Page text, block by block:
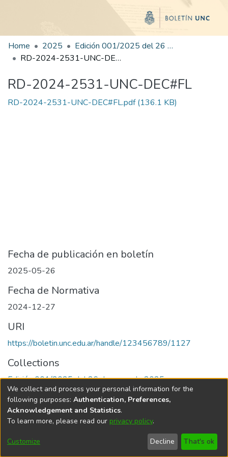
Home 2025
Edición 001/2025 del 26 de mayo de 2025
RD-2024-2531-UNC-DEC#FL
RD-2024-2531-UNC-DEC#FL
RD-2024-2531-UNC-DEC#FL.pdf(136.1 KB)
Fecha de publicación en boletín
2025-05-26
Fecha de Normativa
2024-12-27
URI
https://boletin.unc.edu.ar/handle/123456789/1127
Collections
Edición 001/2025 del 26 de mayo de 2025
Universidad Nacional de Córdoba
We collect and process your personal information for the
following purposes: Authentication, Preferences,
Acknowledgement and Statistics.
To learn more, please read our privacy policy.
Customize Decline That's ok